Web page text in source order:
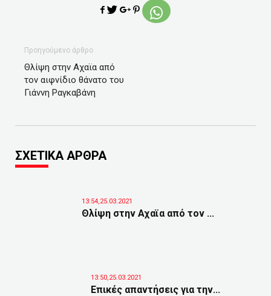
Προηγούμενο άρθρο
Θλίψη στην Αχαϊα από
τον αιφνίδιο θάνατο του
Γιάννη Ραγκαβάνη
ΣΧΕΤΙΚΑ ΑΡΘΡΑ
13:54,25.03.2021
Θλίψη στην Αχαϊα από τον ...
13:50,25.03.2021
Επικές απαντήσεις για την...